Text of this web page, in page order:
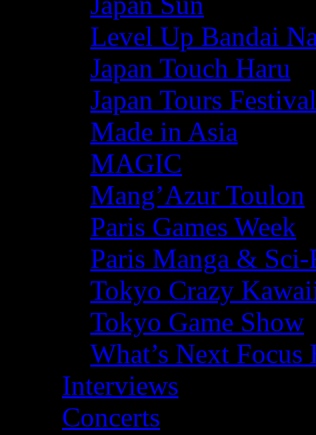
Level Up Bandai
Japan Touch Haru
Japan Tours Festival
Made in Asia
MAGIC
Mang’Azur Toulon
Paris Games Week
Paris Manga &
Tokyo Crazy
Tokyo Game Show
What’s Next
Interviews
Concerts